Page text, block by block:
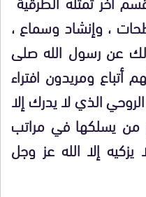
، وإنشاد وسماع ،
عن رسول الله صلى
أتباع ومريدون افتراء
الذي لا يدرك إلا
من يسلكها في مراتب
يزكيه إلا الله عز وجل